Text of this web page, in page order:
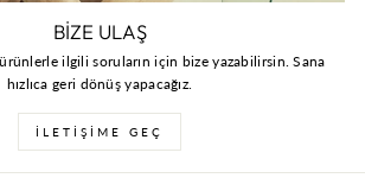
BİZE ULAŞ
ilgili soruların için bize yazabilirsin. Sana
hızlıca geri dönüş yapacağız.
İLETİŞİME GEÇ